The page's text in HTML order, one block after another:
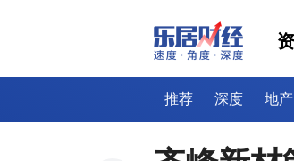
推荐 深度 地产